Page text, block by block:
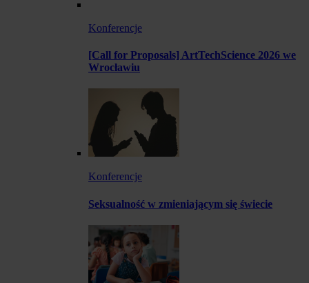
Konferencje
[Call for Proposals] ArtTechScience 2026 we
Wrocławiu
Konferencje
Seksualność w zmieniającym się świecie